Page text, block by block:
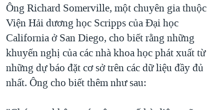
Ông Richard Somerville, một chuyên gia thuộc
Viện Hải dương học Scripps của Đại học
California ở San Diego, cho biết rằng những
khuyến nghị của các nhà khoa học phát xuất từ
những dự báo đặt cơ sở trên các dữ liệu đầy đủ
nhất. Ông cho biết thêm như sau: